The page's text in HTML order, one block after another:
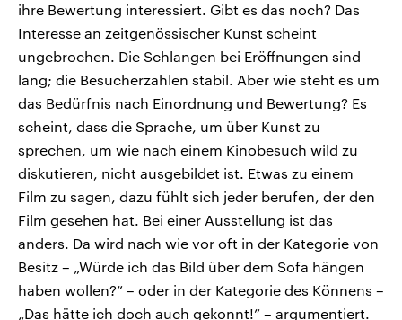
ihre Bewertung interessiert. Gibt es das noch? Das
Interesse an zeitgenössischer Kunst scheint
ungebrochen. Die Schlangen bei Eröffnungen sind
lang; die Besucherzahlen stabil. Aber wie steht es um
das Bedürfnis nach Einordnung und Bewertung? Es
scheint, dass die Sprache, um über Kunst zu
sprechen, um wie nach einem Kinobesuch wild zu
diskutieren, nicht ausgebildet ist. Etwas zu einem
Film zu sagen, dazu fühlt sich jeder berufen, der den
Film gesehen hat. Bei einer Ausstellung ist das
anders. Da wird nach wie vor oft in der Kategorie von
Besitz – „Würde ich das Bild über dem Sofa hängen
haben wollen?” – oder in der Kategorie des Könnens –
„Das hätte ich doch auch gekonnt!” – argumentiert.